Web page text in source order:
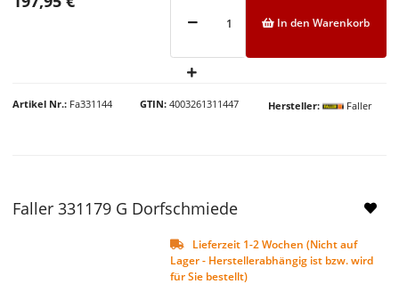
Artikel Nr. Fa331144 GTIN 4003261311447 Hersteller Faller
In den Warenkorb
Faller 331179 G Dorfschmiede
Lieferzeit 1-2 Wochen (Nicht auf
Lager - Herstellerabhängig ist bzw. wird
für Sie bestellt)